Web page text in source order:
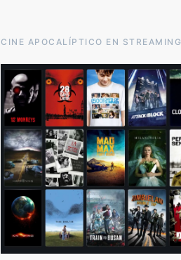
CINE APOCALÍPTICO EN STREAMING